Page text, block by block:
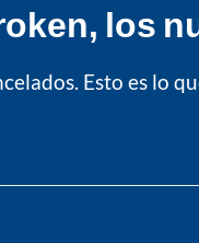
los
Esto es lo